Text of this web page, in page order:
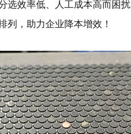
选效率低、人工成本高而困
列，助力企业降本增效！